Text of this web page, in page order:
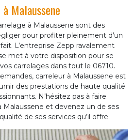
Malaussene
à Malaussene sont des
pour profiter pleinement d’un
L’entreprise Zepp ravalement
met à votre disposition pour se
carrelages dans tout le 06710.
carreleur à Malaussene est
des prestations de haute qualité
N’hésitez pas à faire
Malaussene et devenez un de ses
de ses services qu’il offre.